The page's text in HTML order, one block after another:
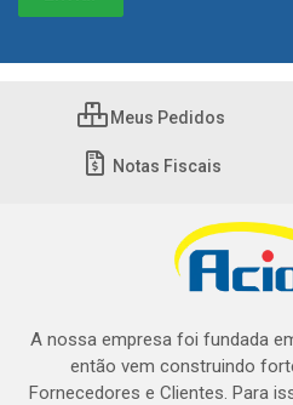
Meus Pedidos
Notas Fiscais
A nossa empresa foi fundada
então vem construindo
Fornecedores e Clientes. Para